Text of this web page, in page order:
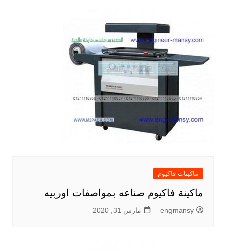
ماكينات فاكيوم
ماكينة فاكيوم صناعه بمواصفات اوربيه
engmansy مارس 31, 2020